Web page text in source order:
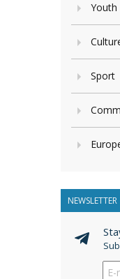
Youth
Sport
NEWSLETTER